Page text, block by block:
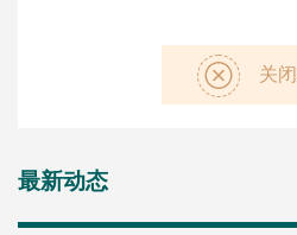
关
最新动态